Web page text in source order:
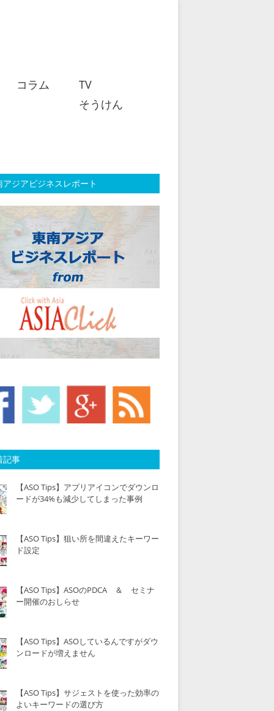
コラム
TV
そうけん
アジアビジネスレポート
記事
【ASO Tips】アプリアイコンでダウンロ
ードが34%も減少してしまった事例
【ASO Tips】狙い所を間違えたキーワー
ド設定
【ASO Tips】ASOのPDCA ＆ セミナ
ー開催のおしらせ
【ASO Tips】ASOしているんですがダウ
ンロードが増えません
【ASO Tips】サジェストを使った効率の
よいキーワードの選び方